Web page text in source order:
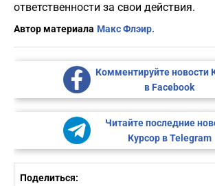
ответственности за свои действия.
Автор материала Макс Флэир.
Комментируйте новости
в Facebook
Читайте последние
Курсор в Telegram
Поделиться: